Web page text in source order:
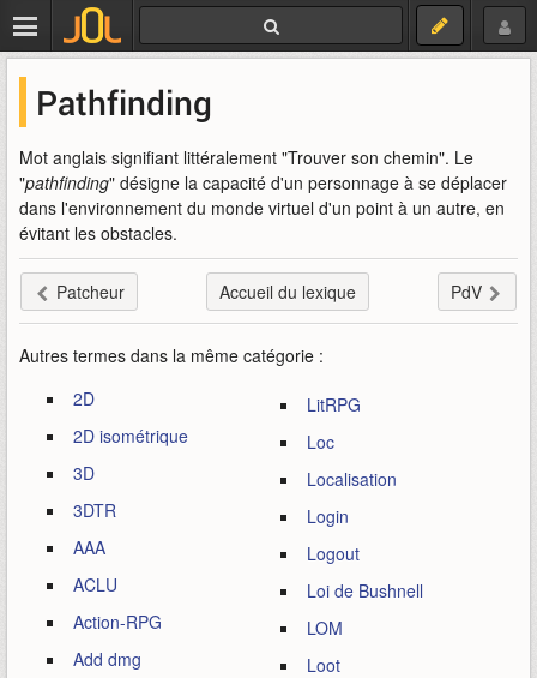
Pathfinding
Mot anglais signifiant littéralement "Trouver son chemin". Le
"pathfinding" désigne la capacité d'un personnage à se déplacer
dans l'environnement du monde virtuel d'un point à un autre, en
évitant les obstacles.
Patcheur Accueil du lexique PdV
Autres termes dans la même catégorie :
2D
2D isométrique
3D
3DTR
AAA
ACLU
Action-RPG
Add dmg
LitRPG
Loc
Localisation
Login
Logout
Loi de Bushnell
LOM
Loot